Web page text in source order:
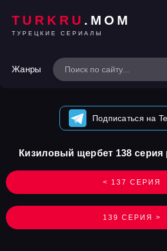
TURKRU .MOM
ТУРЕЦКИЕ СЕРИАЛЫ
Жанры
Подписаться на
< 137 СЕРИЯ
Кизиловый щербет 138 серия
139 СЕРИЯ >